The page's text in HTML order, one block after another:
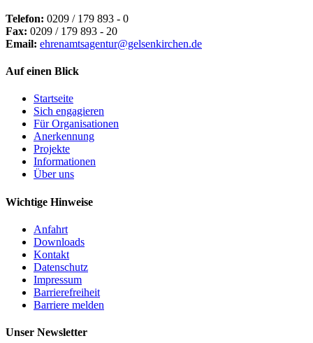
Telefon: 0209 / 179 893 - 0
Fax: 0209 / 179 893 - 20
Email: ehrenamtsagentur@gelsenkirchen.de
Auf einen Blick
Startseite
Sich engagieren
Für Organisationen
Anerkennung
Projekte
Informationen
Über uns
Wichtige Hinweise
Anfahrt
Downloads
Kontakt
Datenschutz
Impressum
Barrierefreiheit
Barriere melden
Unser Newsletter